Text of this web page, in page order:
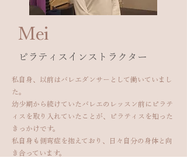
​Mei
​ピラティスインストラクター
私自身、以前はバレエダンサーとして働いていまし
た。
幼少期から続けていたバレエのレッスン前にピラテ
ィスを取り入れていたことが、ピラティスを知った
きっかけです。
私自身も側弯症を抱えており、日々自分の身体と向
き合っています。